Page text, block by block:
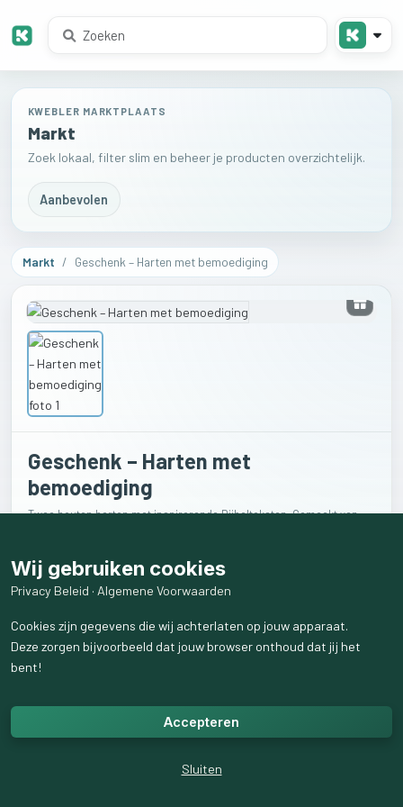
KWEBLER MARKTPLAATS
Markt
Zoek lokaal, filter slim en beheer je producten overzichtelijk.
Aanbevolen
Markt / Geschenk – Harten met bemoediging
Geschenk – Harten met
bemoediging
Twee houten harten met inspirerende Bijbelteksten. Gemaakt van
er uit springen – met liefde gemaakt door mijn broer via webshop:
https://laserklus.nl/product/geschenk-harten-met-bemoediging/
€16,49
Charise
Wij gebruiken cookies
Privacy Beleid · Algemene Voorwaarden
Cookies zijn gegevens die wij achterlaten op jouw apparaat.
Deze zorgen bijvoorbeeld dat jouw browser onthoud dat jij het
bent!
Accepteren
Sluiten